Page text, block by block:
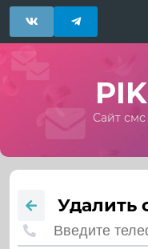
Сайт смс
Удалить